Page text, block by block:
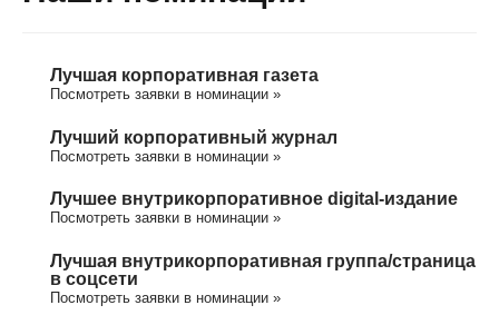
Лучшая корпоративная газета
Посмотреть заявки в номинации »
Лучший корпоративный журнал
Посмотреть заявки в номинации »
Лучшее внутрикорпоративное digital-издание
Посмотреть заявки в номинации »
Лучшая внутрикорпоративная группа/cтраница
в соцсети
Посмотреть заявки в номинации »